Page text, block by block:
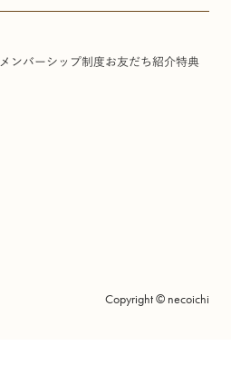
メンバーシップ制度お友だち紹介特典
Copyright © necoichi